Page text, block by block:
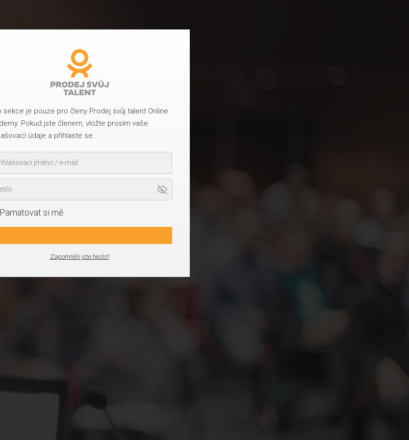
sekce je pouze pro členy Prodej svůj talent Online
Pokud jste členem, vložte prosím vaše
údaje a přihlaste se.
Pamatovat si mě
Zapomněli jste heslo?